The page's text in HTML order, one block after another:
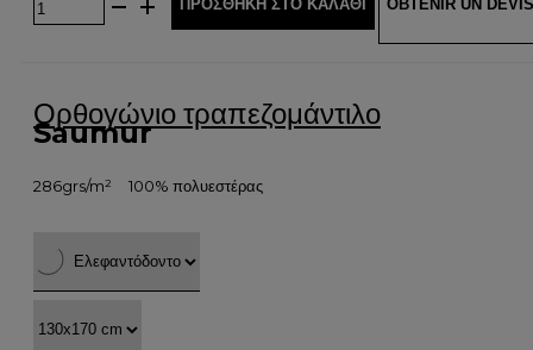
ΠΡΟΣΘΉΚΗ ΣΤΟ ΚΑΛΆΘΙ OBTENIR UN DEVIS
Ορθογώνιο τραπεζομάντιλο
Saumur
286grs/m² 100% πολυεστέρας